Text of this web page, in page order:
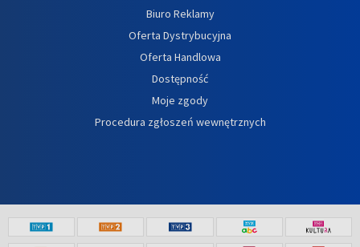
Biuro Reklamy
Oferta Dystrybucyjna
Oferta Handlowa
Dostępność
Moje zgody
Procedura zgłoszeń wewnętrznych